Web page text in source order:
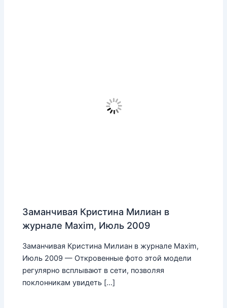
Заманчивая Кристина Милиан в
журнале Maxim, Июль 2009
Заманчивая Кристина Милиан в журнале Maxim,
Июль 2009 — Откровенные фото этой модели
регулярно всплывают в сети, позволяя
поклонникам увидеть […]